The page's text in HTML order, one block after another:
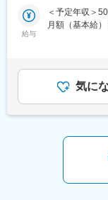
■働きやすい環
◇UIターン歓迎
◇社内規定に
・フレックス
・下記交替勤
＜交代勤務例
１直 00：00
給与
＜予定年収＞
月額（基本給
る可能性があ
気に